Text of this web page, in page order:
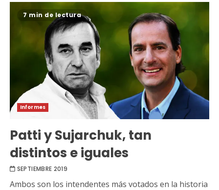
7 min de lectura
Informes
Patti y Sujarchuk, tan
distintos e iguales
SEPTIEMBRE 2019
Ambos son los intendentes más votados en la historia